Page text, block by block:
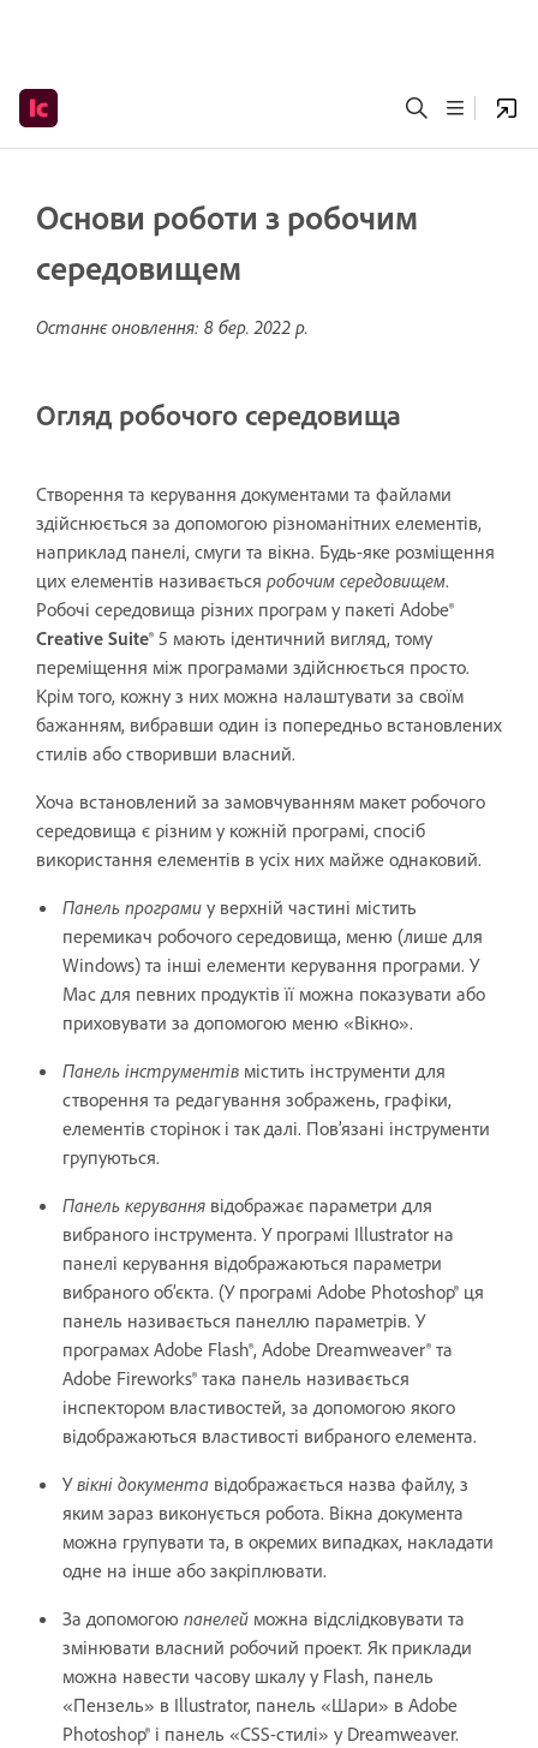
Основи роботи з робочим
середовищем
Останнє оновлення: 8 бер. 2022 р.
Огляд робочого середовища
Створення та керування документами та файлами
здійснюється за допомогою різноманітних елементів,
наприклад панелі, смуги та вікна. Будь-яке розміщення
цих елементів називається робочим середовищем.
Робочі середовища різних програм у пакеті Adobe®
Creative Suite® 5 мають ідентичний вигляд, тому
переміщення між програмами здійснюється просто.
Крім того, кожну з них можна налаштувати за своїм
бажанням, вибравши один із попередньо встановлених
стилів або створивши власний.
Хоча встановлений за замовчуванням макет робочого
середовища є різним у кожній програмі, спосіб
використання елементів в усіх них майже однаковий.
Панель програми у верхній частині містить
перемикач робочого середовища, меню (лише для
Windows) та інші елементи керування програми. У
Mac для певних продуктів її можна показувати або
приховувати за допомогою меню «Вікно».
Панель інструментів містить інструменти для
створення та редагування зображень, графіки,
елементів сторінок і так далі. Пов’язані інструменти
групуються.
Панель керування відображає параметри для
вибраного інструмента. У програмі Illustrator на
панелі керування відображаються параметри
вибраного об’єкта. (У програмі Adobe Photoshop® ця
панель називається панеллю параметрів. У
програмах Adobe Flash®, Adobe Dreamweaver® та
Adobe Fireworks® така панель називається
інспектором властивостей, за допомогою якого
відображаються властивості вибраного елемента.
Увікні документа відображається назва файлу, з
яким зараз виконується робота. Вікна документа
можна групувати та, в окремих випадках, накладати
одне на інше або закріплювати.
За допомогою панелей можна відслідковувати та
змінювати власний робочий проект. Як приклади
можна навести часову шкалу у Flash, панель
«Пензель» в Illustrator, панель «Шари» в Adobe
Photoshop® і панель «CSS-стилі» у Dreamweaver.